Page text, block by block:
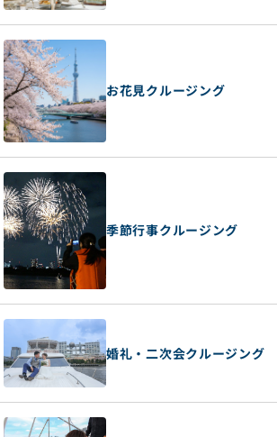
お花見クルージング
季節行事クルージング
婚礼・二次会クルージング